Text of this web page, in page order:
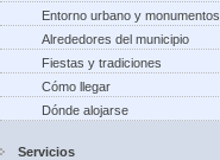
Entorno urbano y monumentos
Alrededores del municipio
Fiestas y tradiciones
Cómo llegar
Dónde alojarse
Servicios